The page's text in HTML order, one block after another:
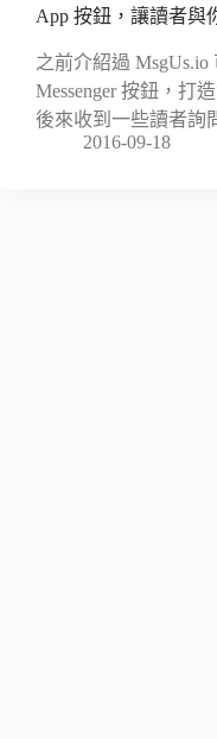
App 按鈕，讓讀者與
之前介紹過 MsgUs.io
Messenger 按鈕，打
後來收到一些讀者詢
2016-09-18